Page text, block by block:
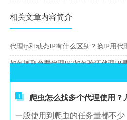
相关文章内容简介
代理ip和动态IP有什么区别？换IP用代
如何抓取免费代理IP?如何验证代理IP
1 爬虫怎么找多个代理使用？
一般使用到爬虫的任务量都不